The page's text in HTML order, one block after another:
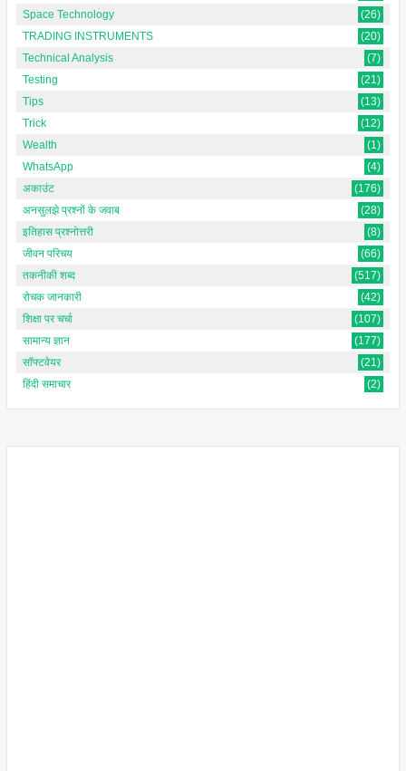
Space Technology
(26)
TRADING INSTRUMENTS
(20)
Technical Analysis
(7)
Testing
(21)
Tips
(13)
Trick
(12)
Wealth
(1)
WhatsApp
(4)
अकाउंट
(176)
अनसुलझे प्रश्नों के जवाब
(28)
इतिहास प्रश्नोत्तरी
(8)
जीवन परिचय
(66)
तकनीकी शब्द
(517)
रोचक जानकारी
(42)
शिक्षा पर चर्चा
(107)
सामान्य ज्ञान
(177)
सॉफ्टवेयर
(21)
हिंदी समाचार
(2)